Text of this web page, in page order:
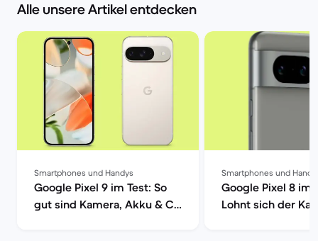
Alle unsere Artikel entdecken
Smartphones und Handys
Google Pixel 9 im Test: So
gut sind Kamera, Akku & Co
Smartphones und
Google Pixel 8 im
Lohnt sich der